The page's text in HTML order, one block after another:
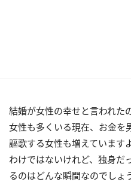
結婚が女性の幸せと言われた
女性も多くいる現在、お金を
謳歌する女性も増えています
わけではないけれど、独身だ
るのはどんな瞬間なのでしょ